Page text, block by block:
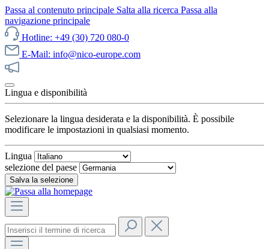
Passa al contenuto principale Salta alla ricerca Passa alla
navigazione principale
Hotline: +49 (30) 720 080-0
E-Mail: info@nico-europe.com
Lingua e disponibilità
Selezionare la lingua desiderata e la disponibilità. È possibile
modificare le impostazioni in qualsiasi momento.
Lingua
selezione del paese
Salva la selezione